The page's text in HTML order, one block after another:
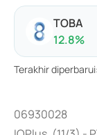
TOBA
12.8%
Terakhir diperbarui:
06930028